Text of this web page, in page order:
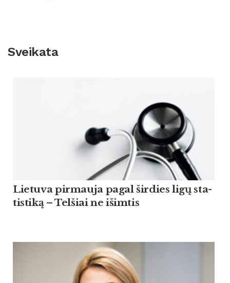
Sveikata
Lie­tu­va pir­mau­ja pagal šir­dies ligų sta­
tis­ti­ką – Tel­šiai ne išim­tis